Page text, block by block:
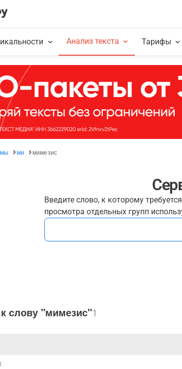
Анализ текста Тарифы
ми мимезис
Введите слово, к которому
просмотра отдельных групп
слову "мимезис"1